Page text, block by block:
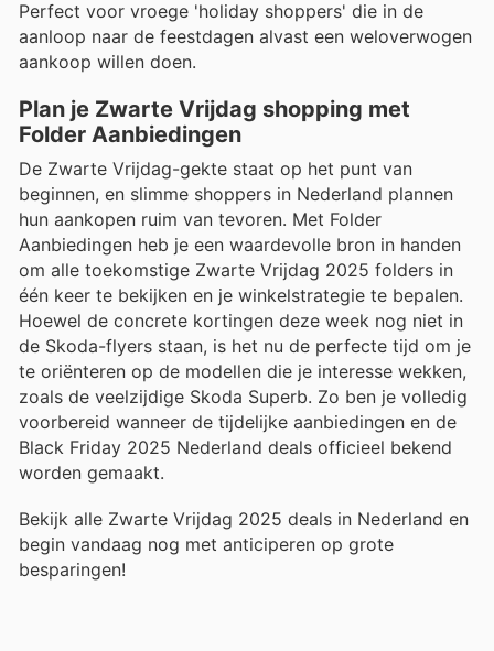
Perfect voor vroege 'holiday shoppers' die in de
aanloop naar de feestdagen alvast een weloverwogen
aankoop willen doen.
Plan je Zwarte Vrijdag shopping met
Folder Aanbiedingen
De Zwarte Vrijdag-gekte staat op het punt van
beginnen, en slimme shoppers in Nederland plannen
hun aankopen ruim van tevoren. Met Folder
Aanbiedingen heb je een waardevolle bron in handen
om alle toekomstige Zwarte Vrijdag 2025 folders in
één keer te bekijken en je winkelstrategie te bepalen.
Hoewel de concrete kortingen deze week nog niet in
de Skoda-flyers staan, is het nu de perfecte tijd om je
te oriënteren op de modellen die je interesse wekken,
zoals de veelzijdige Skoda Superb. Zo ben je volledig
voorbereid wanneer de tijdelijke aanbiedingen en de
Black Friday 2025 Nederland deals officieel bekend
worden gemaakt.
Bekijk alle Zwarte Vrijdag 2025 deals in Nederland en
begin vandaag nog met anticiperen op grote
besparingen!